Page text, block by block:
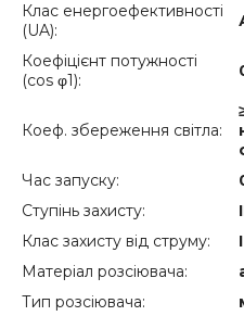
Клас енергоефективності
(UA):
Коефіцієнт потужності
(cos φ1):
Коеф. збереження світла:
Час запуску:
Ступінь захисту:
Клас захисту від струму:
I
Матеріал розсіювача:
Тип розсіювача: